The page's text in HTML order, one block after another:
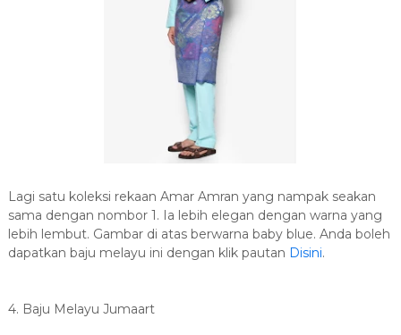
Lagi satu koleksi rekaan Amar Amran yang nampak seakan
sama dengan nombor 1. Ia lebih elegan dengan warna yang
lebih lembut. Gambar di atas berwarna baby blue. Anda boleh
dapatkan baju melayu ini dengan klik pautan Disini.
4. Baju Melayu Jumaart